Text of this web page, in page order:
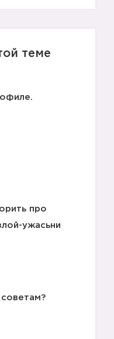
теме
про
ужасьни